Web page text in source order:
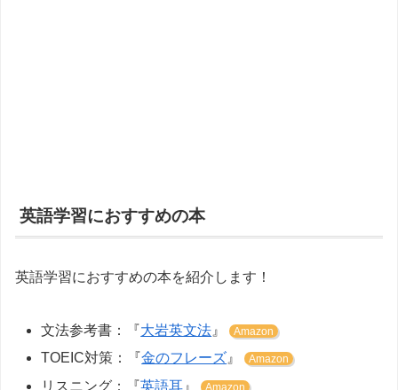
英語学習におすすめの本
英語学習におすすめの本を紹介します！
文法参考書：『大岩英文法 』 Amazon
TOEIC対策：『金のフレーズ』 Amazon
リスニング：『英語耳 』 Amazon